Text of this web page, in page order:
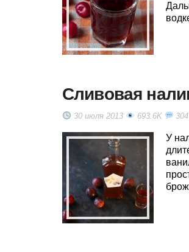
Сливовая
30 июля 2013 693.6K 304
У